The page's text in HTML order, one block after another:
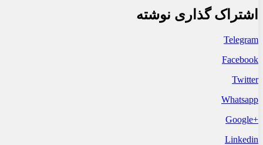
اشتراک گذاری نوشته
Telegram
Facebook
Twitter
Whatsapp
+Google
Linkedin